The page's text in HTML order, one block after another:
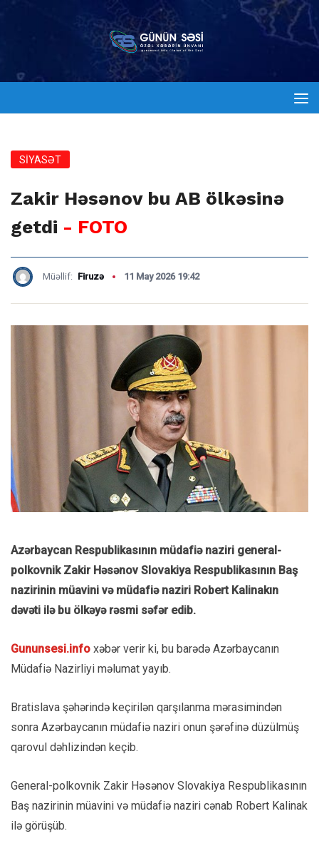
SİYASƏT
Zakir Həsənov bu AB ölkəsinə
getdi - FOTO
Müəllif: Firuzə 11 May 2026 19:42
Azərbaycan Respublikasının müdafiə naziri general-
polkovnik Zakir Həsənov Slovakiya Respublikasının Baş
nazirinin müavini və müdafiə naziri Robert Kalinakın
dəvəti ilə bu ölkəyə rəsmi səfər edib.
Gununsesi.info xəbər verir ki, bu barədə Azərbaycanın
Müdafiə Nazirliyi məlumat yayıb.
Bratislava şəhərində keçirilən qarşılanma mərasimindən
sonra Azərbaycanın müdafiə naziri onun şərəfinə düzülmüş
qarovul dəhlizindən keçib.
General-polkovnik Zakir Həsənov Slovakiya Respublikasının
Baş nazirinin müavini və müdafiə naziri cənab Robert Kalinak
ilə görüşüb.